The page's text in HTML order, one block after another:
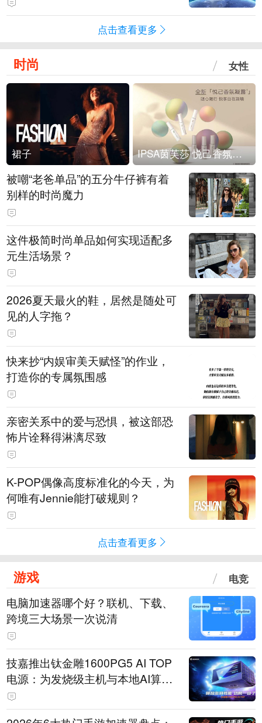
点击查看更多
时尚 女性
裙子 IPSA茵芙莎 悦己香氛凝露上市
被嘲“老爸单品”的五分牛仔裤有着
别样的时尚魔力
这件极简时尚单品如何实现适配多
元生活场景？
2026夏天最火的鞋，居然是随处可
见的人字拖？
快来抄“内娱审美天赋怪”的作业，
打造你的专属氛围感
亲密关系中的爱与恐惧，被这部恐
怖片诠释得淋漓尽致
K-POP偶像高度标准化的今天，为
何唯有Jennie能打破规则？
点击查看更多
游戏 电竞
电脑加速器哪个好？联机、下载、
跨境三大场景一次说清
技嘉推出钛金雕1600PG5 AI TOP
电源：为发烧级主机与本地AI算力
打造旗舰供电方案